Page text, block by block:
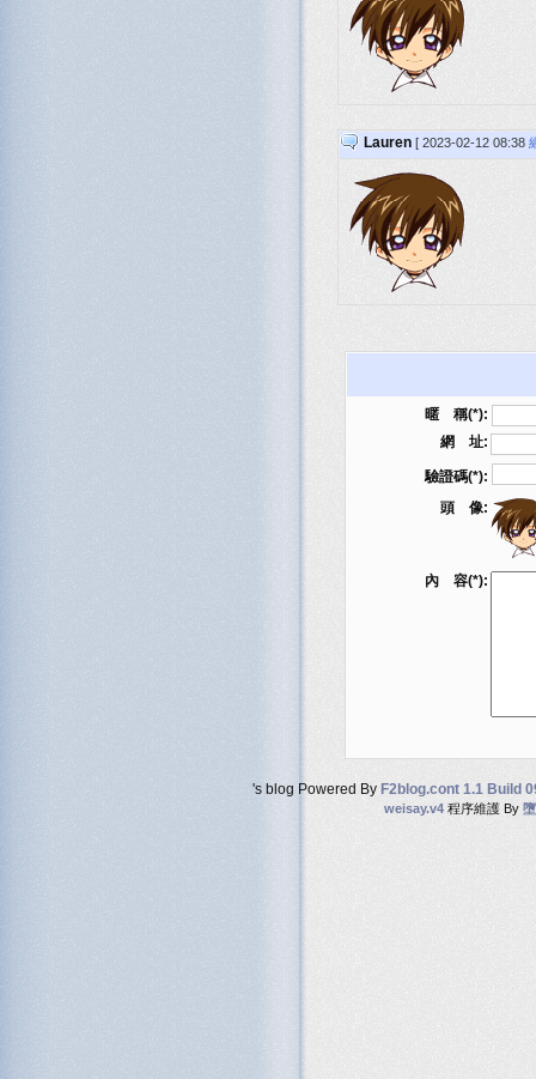
Lauren [ 2023-02-12 08:38
暱 稱(*):
網 址:
驗證碼(*):
頭 像:
內 容(*):
's blog Powered By F2blog.cont 1.1 Build
weisay.v4程序維護 By